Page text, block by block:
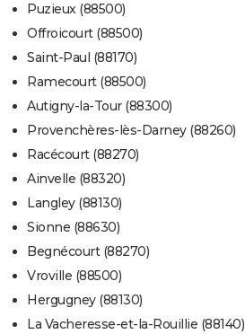
Puzieux (88500)
Offroicourt (88500)
Saint-Paul (88170)
Ramecourt (88500)
Autigny-la-Tour (88300)
Provenchères-lès-Darney (88260)
Racécourt (88270)
Ainvelle (88320)
Langley (88130)
Sionne (88630)
Begnécourt (88270)
Vroville (88500)
Hergugney (88130)
La Vacheresse-et-la-Rouillie (88140)